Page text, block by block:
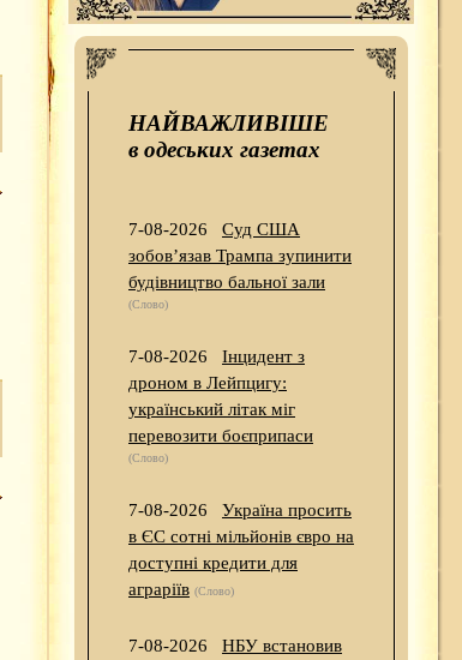
НАЙВАЖЛИВІШЕ
в одеських газетах
7-08-2026
Суд США
зобов’язав Трампа зупинити
будівництво бальної зали
(Слово)
7-08-2026
Інцидент з
дроном в Лейпцигу:
український літак міг
перевозити боєприпаси
(Слово)
7-08-2026
Україна просить
в ЄС сотні мільйонів євро на
доступні кредити для
аграріїв (Слово)
7-08-2026
НБУ встановив